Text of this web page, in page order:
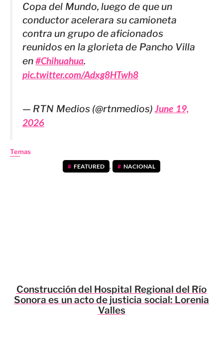
Copa del Mundo, luego de que un
conductor acelerara su camioneta
contra un grupo de aficionados
reunidos en la glorieta de Pancho Villa
en#Chihuahua.
pic.twitter.com/Adxg8HTwh8
— RTN Medios (@rtnmedios)June 19,
2026
Temas
FEATURED , NACIONAL
Construcción del Hospital Regional del Río
Sonora es un acto de justicia social: Lorenia
Valles